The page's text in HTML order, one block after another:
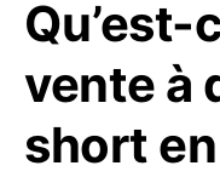
Qu’est-
vente à
short